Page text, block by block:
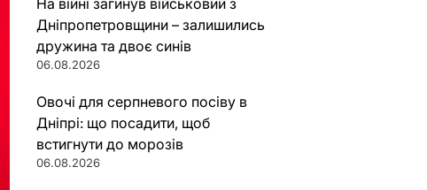
На війні загинув військовий з
Дніпропетровщини – залишились
дружина та двоє синів
06.08.2026
Овочі для серпневого посіву в
Дніпрі: що посадити, щоб
встигнути до морозів
06.08.2026